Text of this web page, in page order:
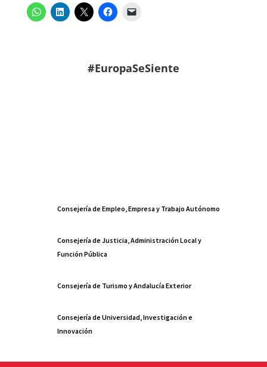
#EuropaSeSiente
Consejería de Empleo, Empresa y Trabajo Autónomo
Consejería de Justicia, Administración Local y
Función Pública
Consejería de Turismo y Andalucía Exterior
Consejería de Universidad, Investigación e
Innovación